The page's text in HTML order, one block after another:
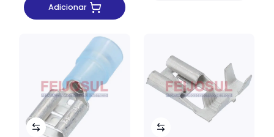
Adicionar